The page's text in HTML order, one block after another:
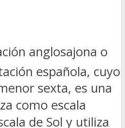
anglosajona o
española, cuyo
sexta, es una
como escala
de Sol y utiliza